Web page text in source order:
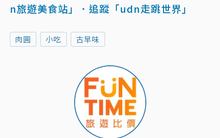
n旅遊美食站」
．追蹤「udn走跳世界」
肉圓 小吃 古早味